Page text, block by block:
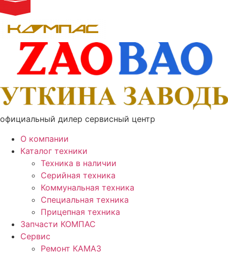
официальный дилер сервисный центр
О компании
Каталог техники
Техника в наличии
Серийная техника
Коммунальная техника
Специальная техника
Прицепная техника
Запчасти КОМПАС
Сервис
Ремонт КАМАЗ